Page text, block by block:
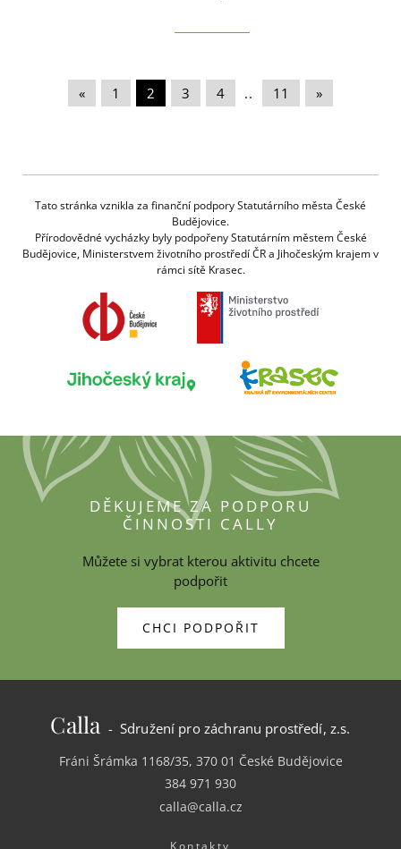
« 1 2 3 4 .. 11 »
Tato stránka vznikla za finanční podpory Statutárního města České
Budějovice.
Přírodovědné vycházky byly podpořeny Statutárním městem České
Budějovice, Ministerstvem životního prostředí ČR a Jihočeským krajem v
rámci sítě Krasec.
DĚKUJEME ZA PODPORU
ČINNOSTI CALLY
Můžete si vybrat kterou aktivitu chcete
podpořit
CHCI PODPOŘIT
Calla- Sdružení pro záchranu prostředí, z.s.
Fráni Šrámka 1168/35, 370 01 České Budějovice
384 971 930
calla@calla.cz
Kontakty